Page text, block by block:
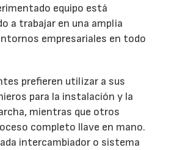
equipo está
a trabajar en una amplia
empresariales en todo
prefieren utilizar a sus
para la instalación y la
mientras que otros
completo llave en mano.
intercambiador o sistema